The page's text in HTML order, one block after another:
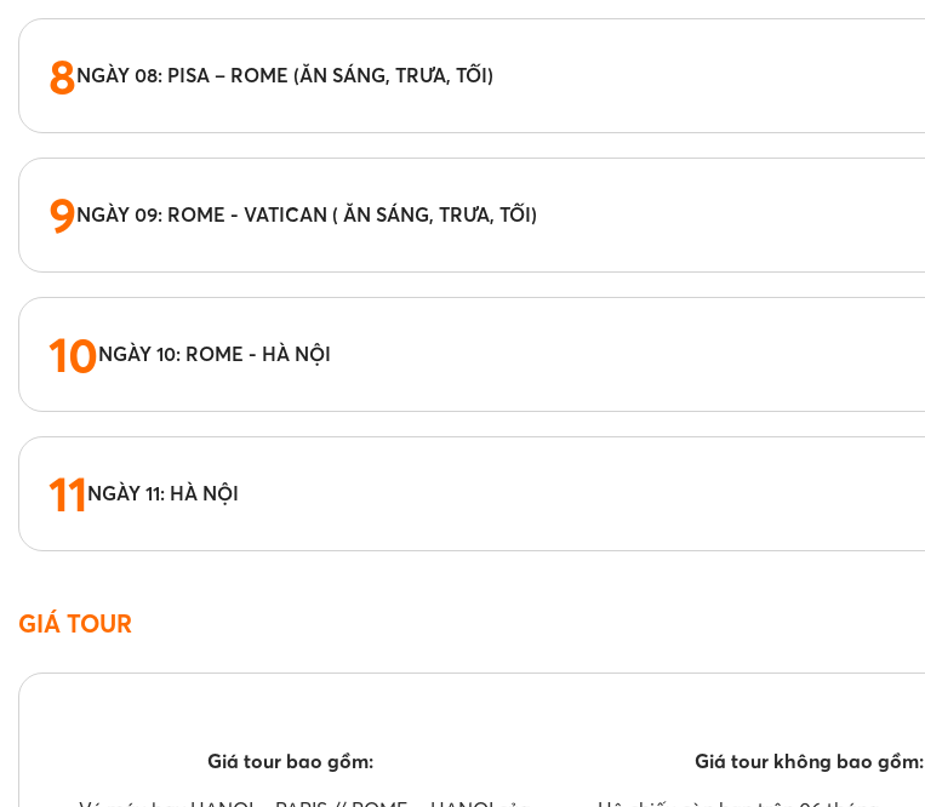
8NGÀY 08: PISA – ROME (ĂN SÁNG, TRƯA, TỐI)
9NGÀY 09: ROME - VATICAN ( ĂN SÁNG, TRƯA, TỐI)
10NGÀY 10: ROME - HÀ NỘI
11NGÀY 11: HÀ NỘI
GIÁ TOUR
Giá tour bao gồm:
Giá tour không bao gồm: